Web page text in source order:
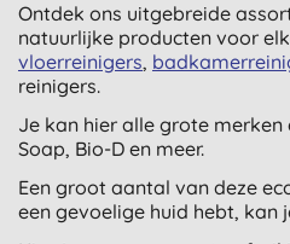
Ontdek ons uitgebreide
natuurlijke producten voor
vloerreinigers,
reinigers.
Je kan hier alle grote merken
Soap, Bio-D en meer.
Een groot aantal van deze
een gevoelige huid hebt, kan